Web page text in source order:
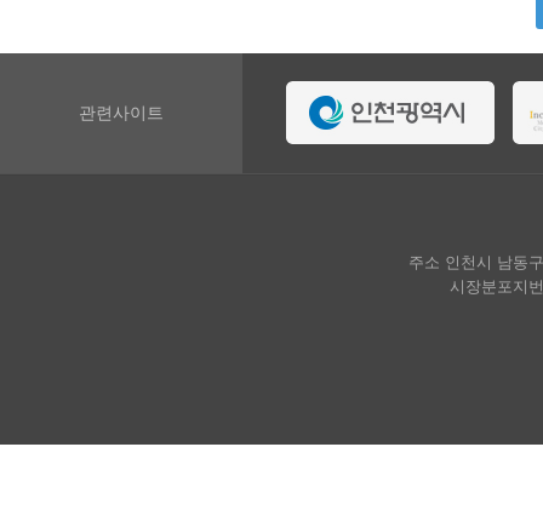
관련사이트
주소 인천시 남동
시장분포지